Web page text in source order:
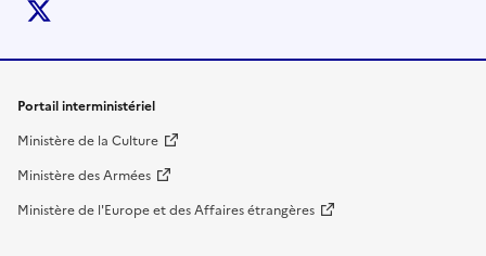
Liens de bas de page
Portail interministériel
Ministère de la Culture
Ministère des Armées
Ministère de l'Europe et des Affaires étrangères